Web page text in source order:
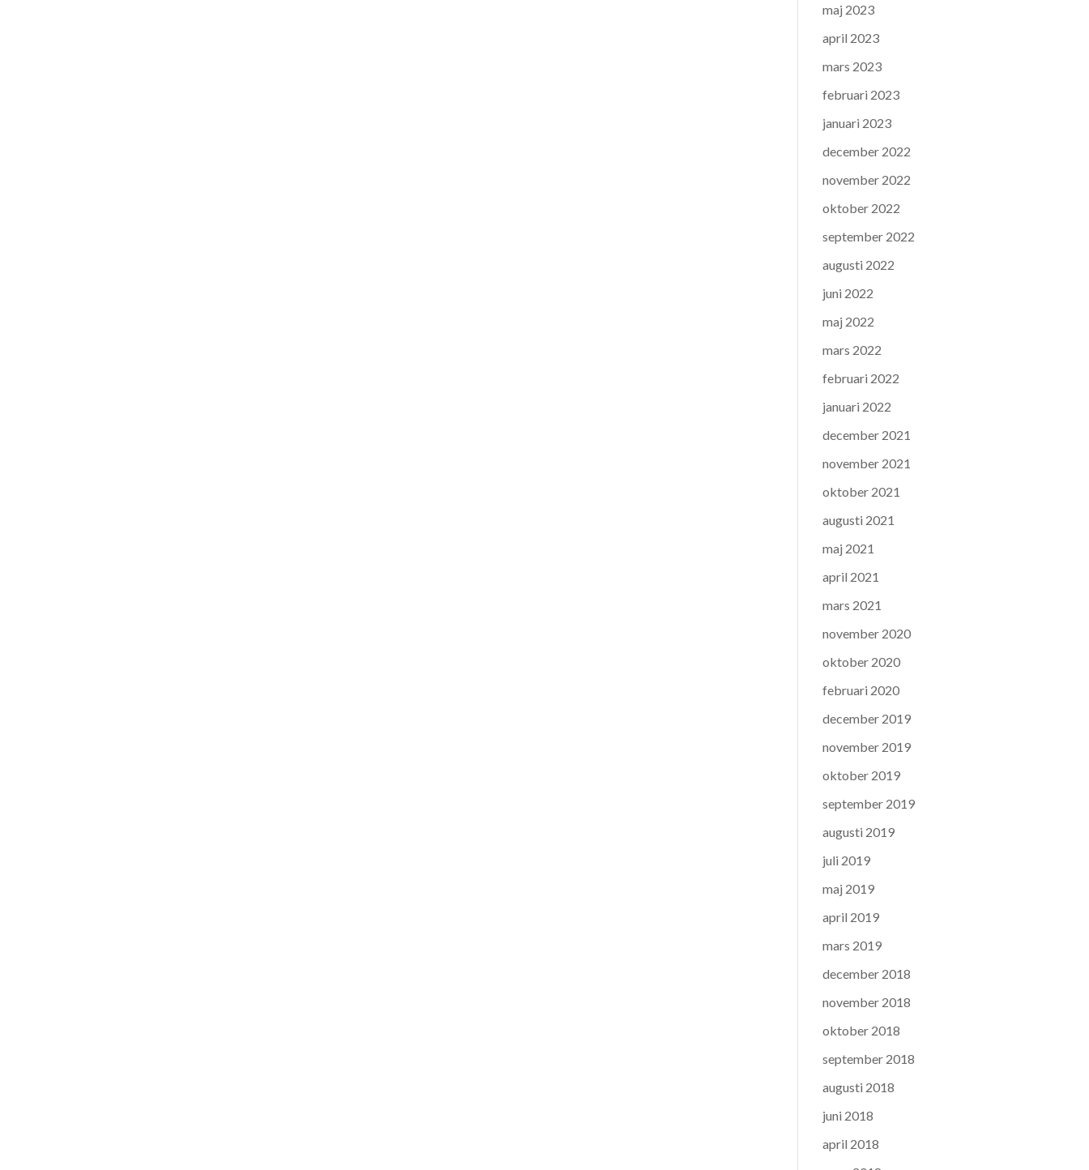
maj 2023
april 2023
mars 2023
februari 2023
januari 2023
december 2022
november 2022
oktober 2022
september 2022
augusti 2022
juni 2022
maj 2022
mars 2022
februari 2022
januari 2022
december 2021
november 2021
oktober 2021
augusti 2021
maj 2021
april 2021
mars 2021
november 2020
oktober 2020
februari 2020
december 2019
november 2019
oktober 2019
september 2019
augusti 2019
juli 2019
maj 2019
april 2019
mars 2019
december 2018
november 2018
oktober 2018
september 2018
augusti 2018
juni 2018
april 2018